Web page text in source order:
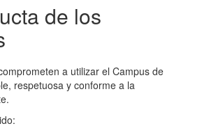
de los
a utilizar el Campus de
respetuosa y conforme a la